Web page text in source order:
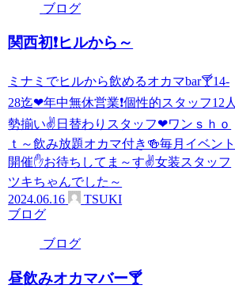
ブログ
関西初❗ヒルから～
ミナミでヒルから飲めるオカマbar🍸14-
28迄❤年中無休営業❗個性的スタッフ12人
勢揃い✌日替わりスタッフ❤ワンｓｈｏ
ｔ～飲み放題オカマ付き🍻毎月イベント
開催✋お待ちしてま～す✌女装スタッフ
ツキちゃんでした～
2024.06.16
TSUKI
ブログ
ブログ
昼飲みオカマバー🍸